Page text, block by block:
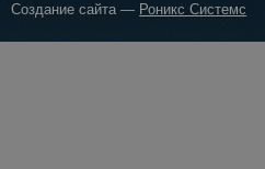
Создание сайта — Роникс Системс